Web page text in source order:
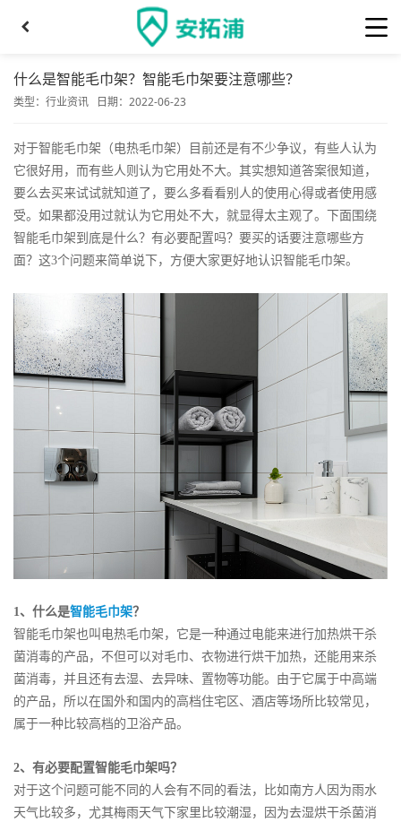
什么是智能毛巾架？智能毛巾架要注意哪些？
类型： 行业资讯 日期：2022-06-23
对于智能毛巾架（电热毛巾架）目前还是有不少争议，有些人认为
它很好用，而有些人则认为它用处不大。其实想知道答案很知道，
要么去买来试试就知道了，要么多看看别人的使用心得或者使用感
受。如果都没用过就认为它用处不大，就显得太主观了。下面围绕
智能毛巾架到底是什么？有必要配置吗？要买的话要注意哪些方
面？这3个问题来简单说下，方便大家更好地认识智能毛巾架。
1、什么是智能毛巾架？
智能毛巾架也叫电热毛巾架，它是一种通过电能来进行加热烘干杀
菌消毒的产品，不但可以对毛巾、衣物进行烘干加热，还能用来杀
菌消毒，并且还有去湿、去异味、置物等功能。由于它属于中高端
的产品，所以在国外和国内的高档住宅区、酒店等场所比较常见，
属于一种比较高档的卫浴产品。
2、有必要配置智能毛巾架吗？
对于这个问题可能不同的人会有不同的看法，比如南方人因为雨水
天气比较多，尤其梅雨天气下家里比较潮湿，因为去湿烘干杀菌消